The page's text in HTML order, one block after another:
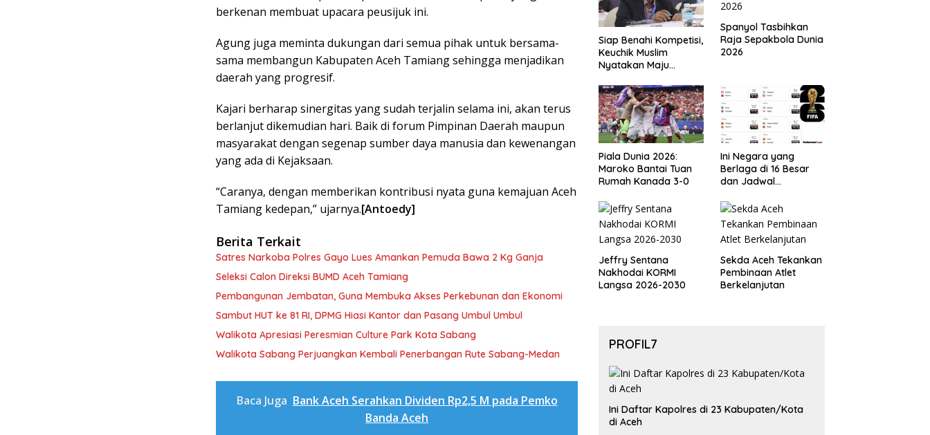
berkenan membuat upacara peusijuk ini.
Agung juga meminta dukungan dari semua pihak untuk bersama-
sama membangun Kabupaten Aceh Tamiang sehingga menjadikan
daerah yang progresif.
Kajari berharap sinergitas yang sudah terjalin selama ini, akan terus
berlanjut dikemudian hari. Baik di forum Pimpinan Daerah maupun
masyarakat dengan segenap sumber daya manusia dan kewenangan
yang ada di Kejaksaan.
“Caranya, dengan memberikan kontribusi nyata guna kemajuan Aceh
Tamiang kedepan,” ujarnya.[Antoedy]
Berita Terkait
Satres Narkoba Polres Gayo Lues Amankan Pemuda Bawa 2 Kg Ganja
Seleksi Calon Direksi BUMD Aceh Tamiang
Pembangunan Jembatan, Guna Membuka Akses Perkebunan dan Ekonomi
Sambut HUT ke 81 RI, DPMG Hiasi Kantor dan Pasang Umbul Umbul
Walikota Apresiasi Peresmian Culture Park Kota Sabang
Walikota Sabang Perjuangkan Kembali Penerbangan Rute Sabang-Medan
Baca Juga Bank Aceh Serahkan Dividen Rp2,5 M pada Pemko
Banda Aceh
Siap Benahi Kompetisi,
Keuchik Muslim
Nyatakan Maju
Asprov PSSI Aceh
Spanyol Tasbihkan
Raja Sepakbola Dunia
2026
Piala Dunia 2026:
Maroko Bantai Tuan
Rumah Kanada 3-0
Ini Negara yang
Berlaga di 16 Besar
dan Jadwal
Perdelapan final Piala
Dunia 2026
Jeffry Sentana
Nakhodai KORMI
Langsa 2026-2030
Sekda Aceh Tekankan
Pembinaan Atlet
Berkelanjutan
PROFIL7
Ini Daftar Kapolres di 23 Kabupaten/Kota
di Aceh